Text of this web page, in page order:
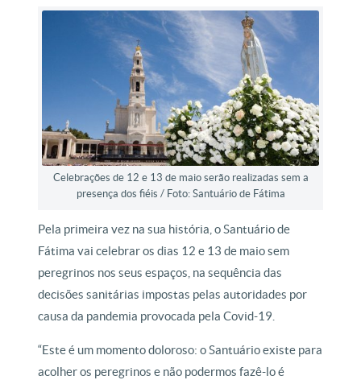
Celebrações de 12 e 13 de maio serão realizadas sem a
presença dos fiéis / Foto: Santuário de Fátima
Pela primeira vez na sua história, o Santuário de
Fátima vai celebrar os dias 12 e 13 de maio sem
peregrinos nos seus espaços, na sequência das
decisões sanitárias impostas pelas autoridades por
causa da pandemia provocada pela Covid-19.
“Este é um momento doloroso: o Santuário existe para
acolher os peregrinos e não podermos fazê-lo é